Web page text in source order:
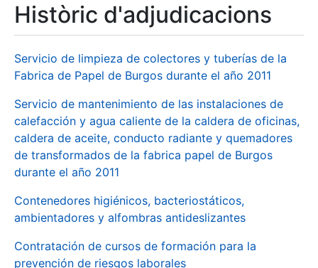
Històric d'adjudicacions
Servicio de limpieza de colectores y tuberías de la
Fabrica de Papel de Burgos durante el año 2011
Servicio de mantenimiento de las instalaciones de
calefacción y agua caliente de la caldera de oficinas,
caldera de aceite, conducto radiante y quemadores
de transformados de la fabrica papel de Burgos
durante el año 2011
Contenedores higiénicos, bacteriostáticos,
ambientadores y alfombras antideslizantes
Contratación de cursos de formación para la
prevención de riesgos laborales